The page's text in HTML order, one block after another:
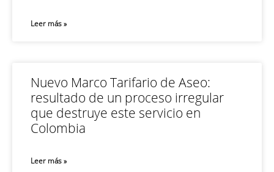
Leer más »
Nuevo Marco Tarifario de Aseo:
resultado de un proceso irregular
que destruye este servicio en
Colombia
Leer más »